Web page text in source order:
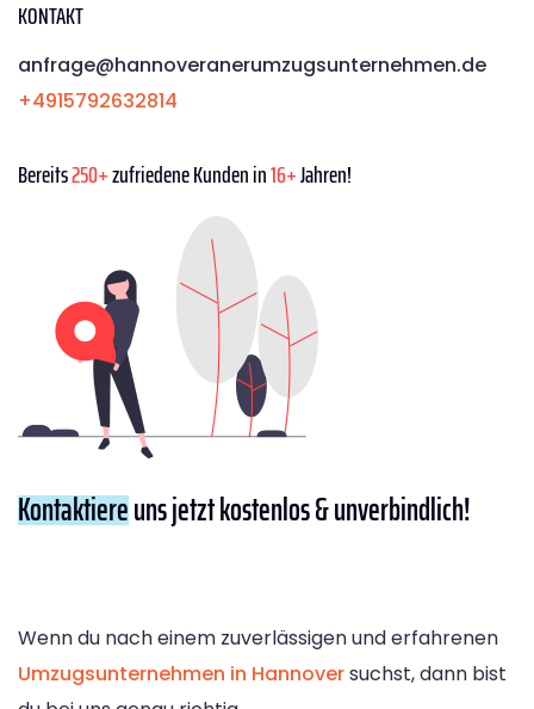
KONTAKT
anfrage@hannoveranerumzugsunternehmen.de
+4915792632814
Bereits250+zufriedene Kunden in16+Jahren!
Kontaktiereuns jetzt kostenlos & unverbindlich!
Wenn du nach einem zuverlässigen und erfahrenen
Umzugsunternehmen in Hannoversuchst, dann bist